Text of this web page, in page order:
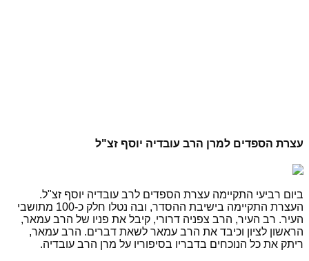
עצרת הספדים למרן הרב עובדיה יוסף זצ"ל
ביום רביעי התקיימה עצרת הספדים לרב עובדיה יוסף זצ"ל.
העצרת התקיימה בישיבת ההסדר, ובה נטלו חלק כ-100 מתושבי
העיר. רב העיר, הרב צפניה דרורי, קיבל את פניו של הרב עמאר,
הראשון לציון וכיבד את הרב עמאר לשאת דברים. הרב עמאר,
ריתק את כל הנוכחים בדבריו בסיפוריו על מרן הרב עובדיה.